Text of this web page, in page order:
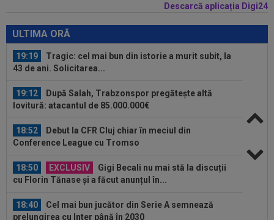
Descarcă aplicația Digi24
ULTIMA ORĂ
43 de ani. Solicitarea...
19:12
După Salah, Trabzonspor pregătește altă
lovitură: atacantul de 85.000.000€
18:52
Debut la CFR Cluj chiar în meciul din
Conference League cu Tromso
18:50 EXCLUSIV
Gigi Becali nu mai stă la discuții
cu Florin Tănase și a făcut anunțul în...
18:40
Cel mai bun jucător din Serie A semnează
prelungirea cu Inter până în 2030
18:28
Cum l-a numit presa din Ungaria pe românul
care le-a adus victoria în Europa...